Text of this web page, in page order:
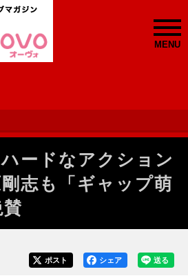
MENU
ードなアクション
志も「ギャップ萌
送る
シェア
ポスト